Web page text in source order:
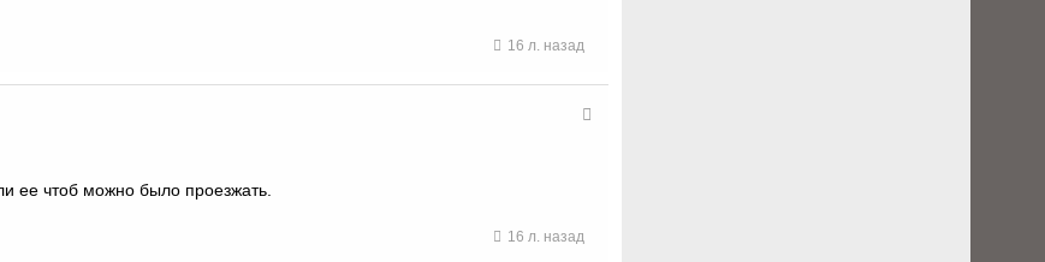
16 л. назад
ее чтоб можно было проезжать.
16 л. назад